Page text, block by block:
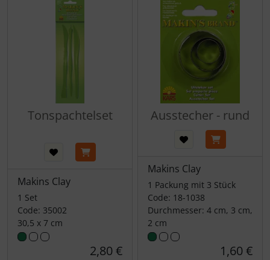
Tonspachtelset
Makins Clay
1 Set
Code: 35002
30,5 x 7 cm
2,80 €
Ausstecher - rund
Makins Clay
1 Packung mit 3 Stück
Code: 18-1038
Durchmesser: 4 cm, 3 cm,
2 cm
1,60 €